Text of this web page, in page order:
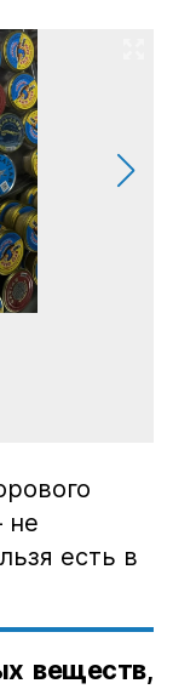
не
есть в
веществ,